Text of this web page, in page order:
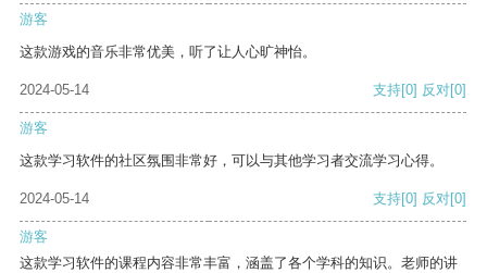
游客
这款游戏的音乐非常优美，听了让人心旷神怡。
2024-05-14 支持[0] 反对[0]
游客
这款学习软件的社区氛围非常好，可以与其他学习者交流学习心得。
2024-05-14 支持[0] 反对[0]
游客
这款学习软件的课程内容非常丰富，涵盖了各个学科的知识。老师的讲